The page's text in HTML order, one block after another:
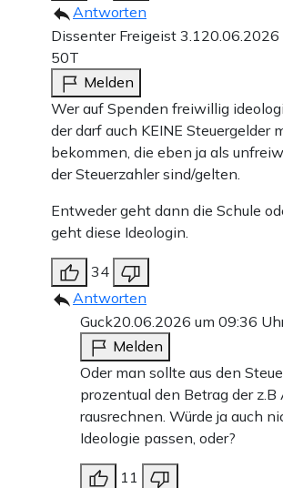
Antworten
Dissenter Freigeist 3.120.06.2026
50T
Melden
Wer auf Spenden freiwillig
der darf auch KEINE Steuergelder
bekommen, die eben ja als
der Steuerzahler sind/gelten.
Entweder geht dann die Schule
geht diese Ideologin.
34
Antworten
Guck20.06.2026 um 09:36
Melden
Oder man sollte aus den
prozentual den Betrag der
rausrechnen. Würde ja auch
Ideologie passen, oder?
11